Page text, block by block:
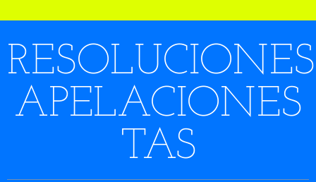
RESOLUCIONES
APELACIONES
TAS